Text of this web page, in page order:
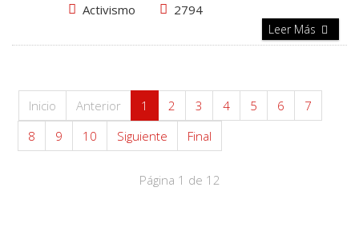
Activismo 2794
Leer Más
Inicio Anterior 1 2 3 4 5 6
7
8
9 10 Siguiente Final
Página 1 de 12